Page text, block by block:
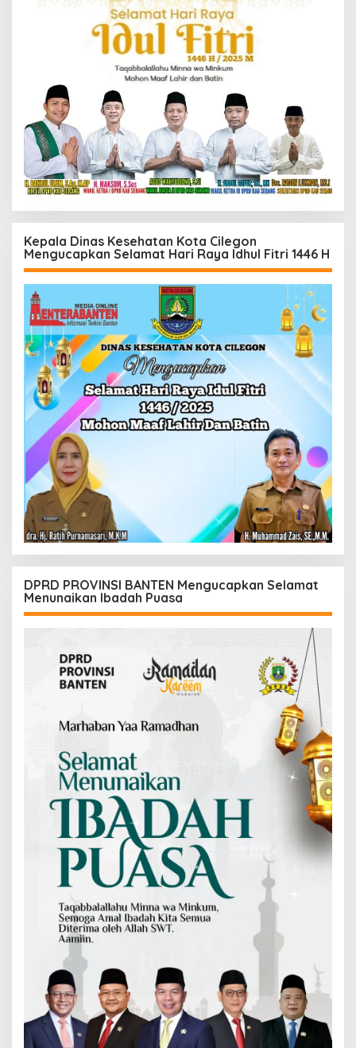
Kepala Dinas Kesehatan Kota Cilegon
Mengucapkan Selamat Hari Raya Idhul Fitri 1446 H
DPRD PROVINSI BANTEN Mengucapkan Selamat
Menunaikan Ibadah Puasa